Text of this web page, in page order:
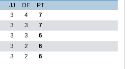
JJ DF
PT
3 4
7
3 3
7
3 3
6
3 2
6
3 2 6